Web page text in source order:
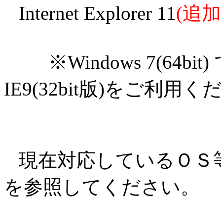
Internet Explorer 11(追
※Windows 7(64bit)
IE9(32bit版)をご利用く
現在対応しているＯＳ
を参照してください。